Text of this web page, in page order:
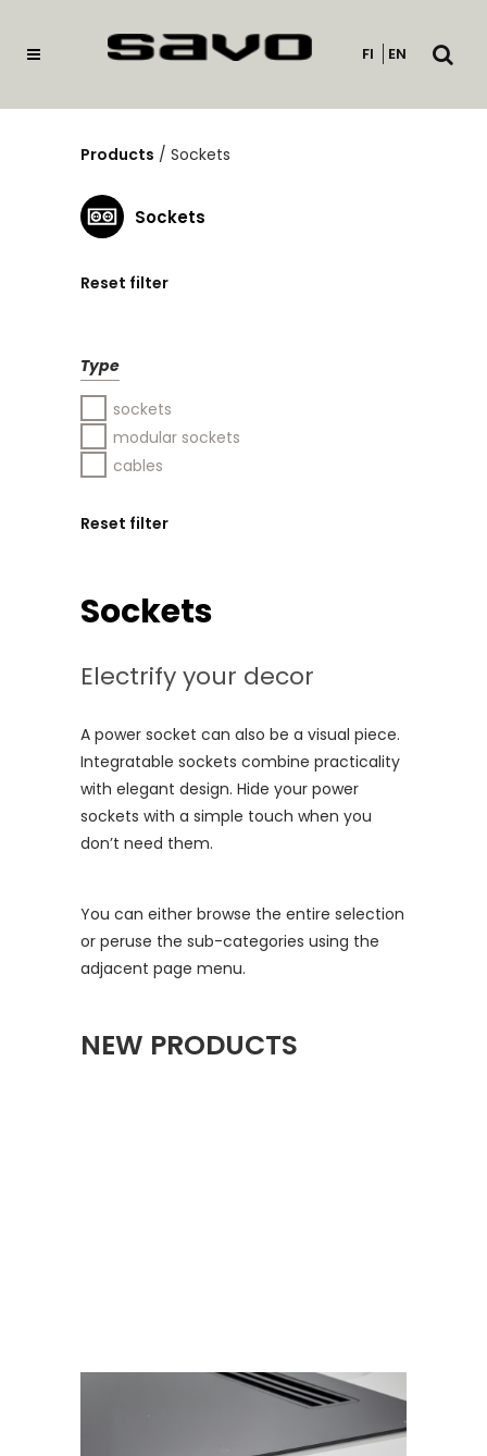
FI EN
Open
Products / Sockets
Sockets
Reset filter
Type
sockets
modular sockets
cables
Reset filter
Sockets
Electrify your decor
A power socket can also be a visual piece.
Integratable sockets combine practicality
with elegant design. Hide your power
sockets with a simple touch when you
don’t need them.
You can either browse the entire selection
or peruse the sub-categories using the
adjacent page menu.
NEW PRODUCTS